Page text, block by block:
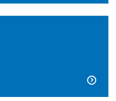
